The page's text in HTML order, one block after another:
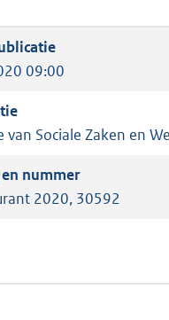
09:00
van Sociale Zaken en
2020, 30592